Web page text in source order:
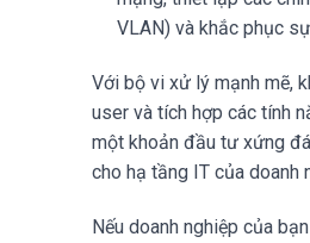
VLAN) và khắc phục
Với bộ vi xử lý mạnh mẽ,
user và tích hợp các tính
một khoản đầu tư xứng
cho hạ tầng IT của doanh
Nếu doanh nghiệp của